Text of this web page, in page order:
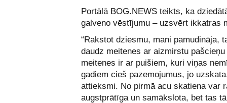
Portālā BOG.NEWS teikts, ka
galveno vēstījumu – uzsvērt ikkatras
“Rakstot dziesmu, mani pamudināja,
daudz meitenes ar aizmirstu
meitenes ir ar puišiem, kuri viņas
gadiem cieš pazemojumus, jo
attieksmi. No pirmā acu skatiena var
augstprātīga un samākslota, bet tas